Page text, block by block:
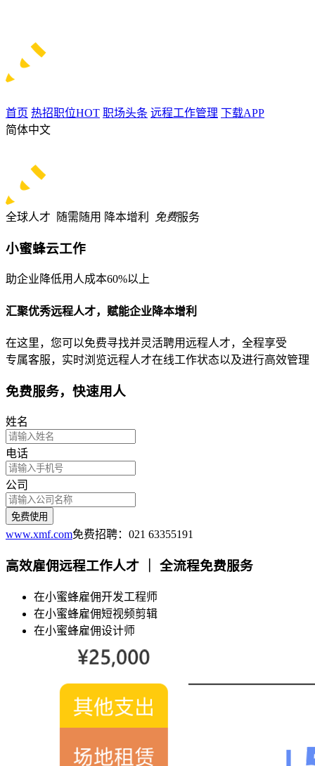
首页 热招职位HOT 职场头条 远程工作管理 下载APP
简体中文
全球人才 随需随用 降本增利 免费服务
小蜜蜂云工作
助企业降低用人成本60%以上
汇聚优秀远程人才，赋能企业降本增利
在这里，您可以免费寻找并灵活聘用远程人才，全程享受
专属客服，实时浏览远程人才在线工作状态以及进行高效管理
免费服务，快速用人
姓名
电话
公司
免费使用
www.xmf.com免费招聘：021 63355191
高效雇佣远程工作人才 ｜ 全流程免费服务
在小蜜蜂雇佣开发工程师
在小蜜蜂雇佣短视频剪辑
在小蜜蜂雇佣设计师